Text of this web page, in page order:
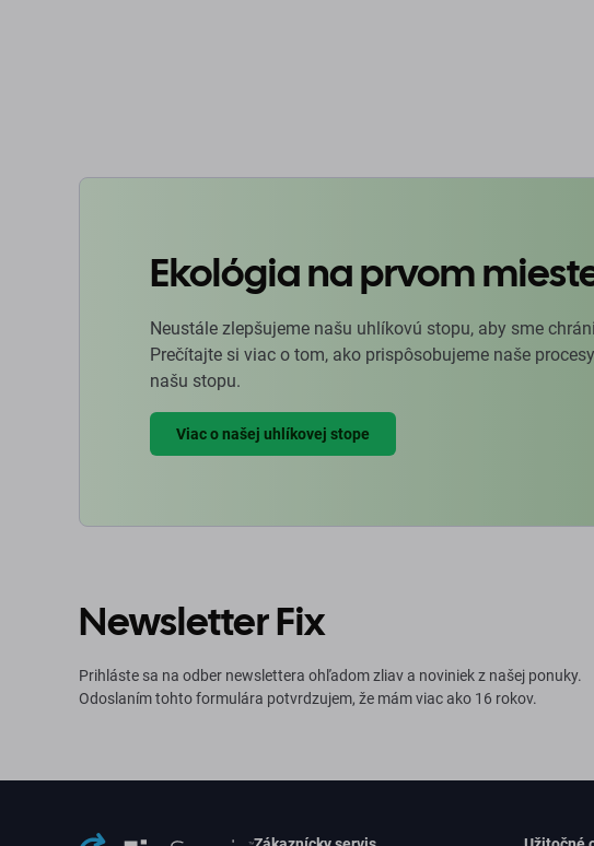
Ekológia na prvom
Neustále zlepšujeme našu uhlíkovú stopu, aby sme
Prečítajte si viac o tom, ako prispôsobujeme naše
našu stopu.
Viac o našej uhlíkovej stope
Newsletter Fix
Prihláste sa na odber newslettera ohľadom zliav a noviniek z našej ponuky.
Odoslaním tohto formulára potvrdzujem, že mám viac ako 16 rokov.